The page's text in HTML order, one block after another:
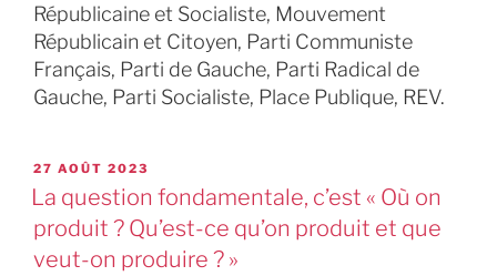
Républicaine et Socialiste, Mouvement
Républicain et Citoyen, Parti Communiste
Français, Parti de Gauche, Parti Radical de
Gauche, Parti Socialiste, Place Publique, REV.
27 AOÛT 2023
La question fondamentale, c’est « Où on
produit ? Qu’est-ce qu’on produit et que
veut-on produire ? »